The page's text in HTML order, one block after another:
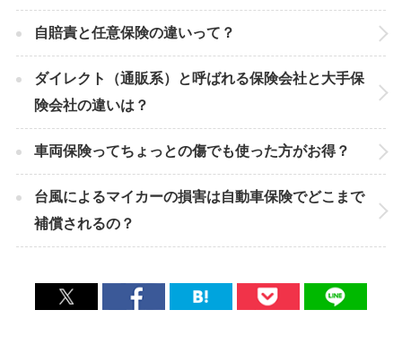
自賠責と任意保険の違いって？
ダイレクト（通販系）と呼ばれる保険会社と大手保
険会社の違いは？
車両保険ってちょっとの傷でも使った方がお得？
台風によるマイカーの損害は自動車保険でどこまで
補償されるの？